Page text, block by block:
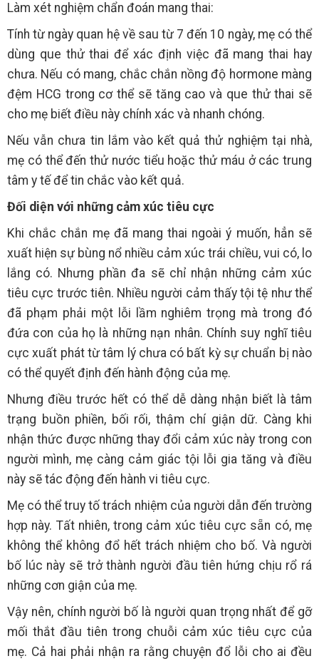
Làm xét nghiệm chẩn đoán mang thai:
Tính từ ngày quan hệ về sau từ 7 đến 10 ngày, mẹ có thể
dùng que thử thai để xác định việc đã mang thai hay
chưa. Nếu có mang, chắc chắn nồng độ hormone màng
đệm HCG trong cơ thể sẽ tăng cao và que thử thai sẽ
cho mẹ biết điều này chính xác và nhanh chóng.
Nếu vẫn chưa tin lắm vào kết quả thử nghiệm tại nhà,
mẹ có thể đến thử nước tiểu hoặc thử máu ở các trung
tâm y tế để tin chắc vào kết quả.
Đối diện với những cảm xúc tiêu cực
Khi chắc chắn mẹ đã mang thai ngoài ý muốn, hẳn sẽ
xuất hiện sự bùng nổ nhiều cảm xúc trái chiều, vui có, lo
lắng có. Nhưng phần đa sẽ chỉ nhận những cảm xúc
tiêu cực trước tiên. Nhiều người cảm thấy tội tệ như thể
đã phạm phải một lỗi lầm nghiêm trọng mà trong đó
đứa con của họ là những nạn nhân. Chính suy nghĩ tiêu
cực xuất phát từ tâm lý chưa có bất kỳ sự chuẩn bị nào
có thể quyết định đến hành động của mẹ.
Nhưng điều trước hết có thể dễ dàng nhận biết là tâm
trạng buồn phiền, bối rối, thậm chí giận dữ. Càng khi
nhận thức được những thay đổi cảm xúc này trong con
người mình, mẹ càng cảm giác tội lỗi gia tăng và điều
này sẽ tác động đến hành vi tiêu cực.
Mẹ có thể truy tố trách nhiệm của người dẫn đến trường
hợp này. Tất nhiên, trong cảm xúc tiêu cực sẵn có, mẹ
không thể không đổ hết trách nhiệm cho bố. Và người
bố lúc này sẽ trở thành người đầu tiên hứng chịu rổ rá
những cơn giận của mẹ.
Vậy nên, chính người bố là người quan trọng nhất để gỡ
mối thắt đầu tiên trong chuỗi cảm xúc tiêu cực của
mẹ. Cả hai phải nhận ra rằng chuyện đổ lỗi cho ai đều